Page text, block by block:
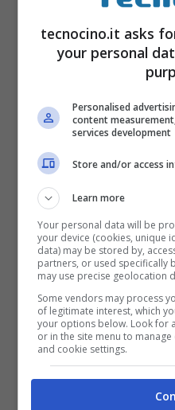
partner e investitori
pazienti perché sta
sarà un
Tutti gli host non
collegare server e
fine dell’anno
Serve così tanto
creare una fortezza
funzionalità di
ecc… – con le spalle
furbo. Dovrebbe
così da intervenire in
intervenisse
tecnocino.it asks
your personal
Personalised
content
services development
Store and/or access
Learn more
Your personal data will be
your device (cookies, unique
data) may be stored by,
partners, or used specifically
may use precise geolocation
Some vendors may process
of legitimate interest, which
your options below. Look for
or in the site menu to
and cookie settings.